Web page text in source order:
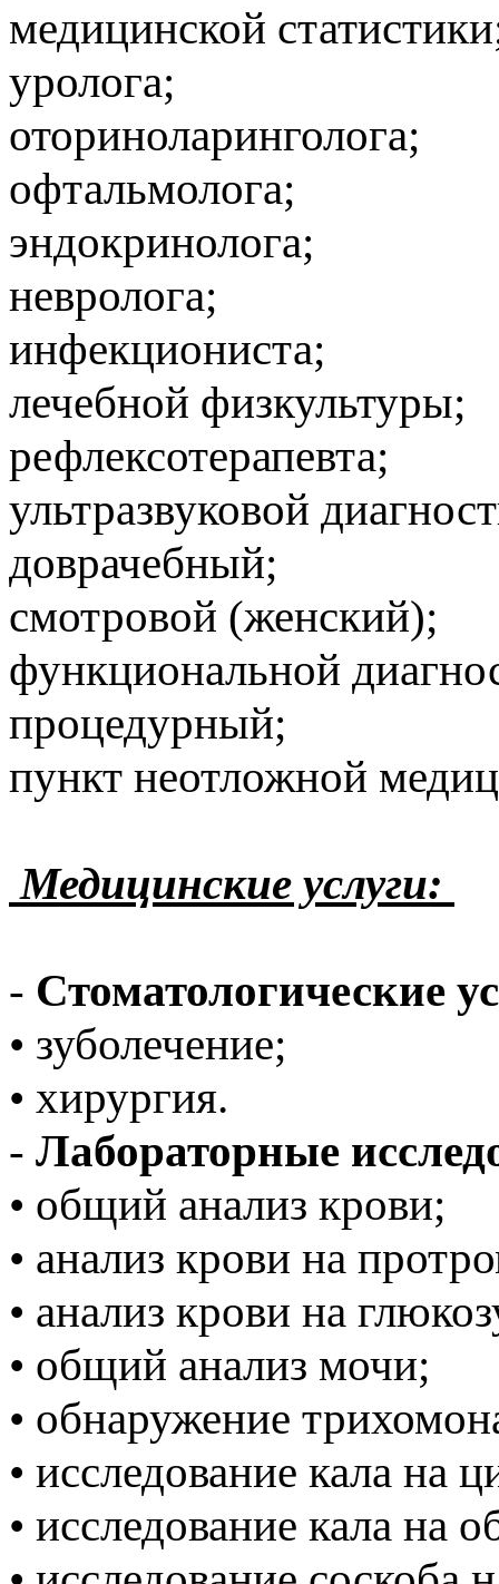
медицинской
уролога;
оториноларинголога;
офтальмолога;
эндокринолога;
невролога;
инфекциониста;
лечебной физкультуры;
рефлексотерапевта;
ультразвуковой
доврачебный;
смотровой (женский);
функциональной
процедурный;
пункт неотложной
Медицинские услуги:
- Стоматологические
• зуболечение;
• хирургия.
- Лабораторные
• общий анализ крови;
• анализ крови на
• анализ крови на
• общий анализ мочи;
• обнаружение
• исследование кала на
• исследование кала на